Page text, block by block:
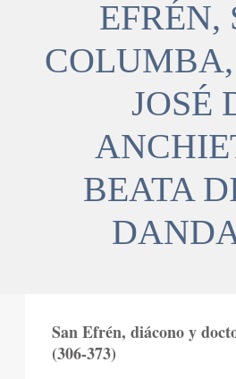
EFRÉN,
JOSÉ
BEATA
San Efrén, diácono y
(306-373)